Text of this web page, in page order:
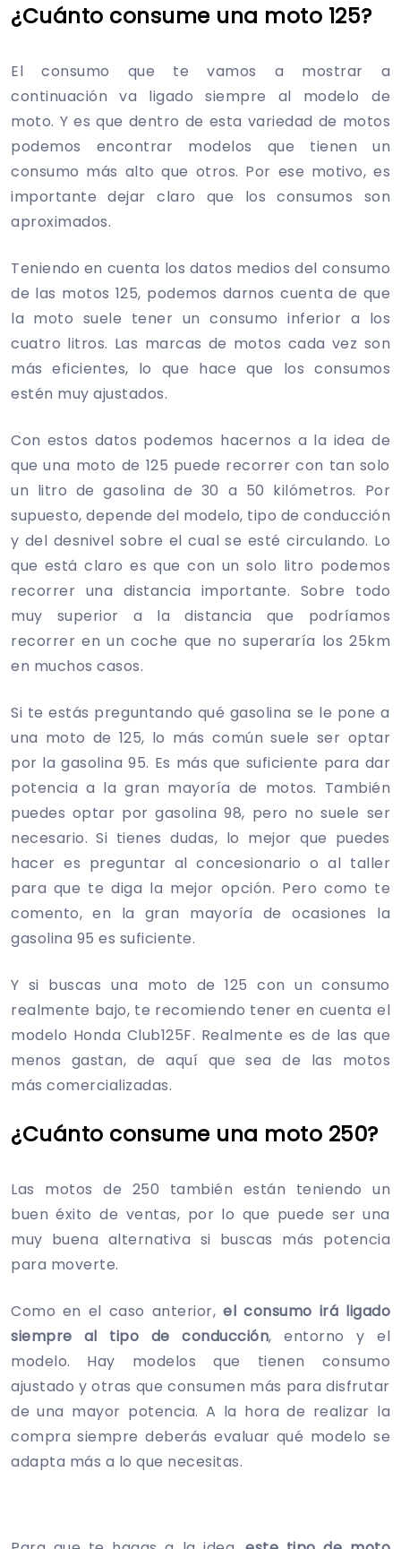
¿Cuánto consume una moto 125?
El consumo que te vamos a mostrar a
continuación va ligado siempre al modelo de
moto. Y es que dentro de esta variedad de motos
podemos encontrar modelos que tienen un
consumo más alto que otros. Por ese motivo, es
importante dejar claro que los consumos son
aproximados.
Teniendo en cuenta los datos medios del consumo
de las motos 125, podemos darnos cuenta de que
la moto suele tener un consumo inferior a los
cuatro litros. Las marcas de motos cada vez son
más eficientes, lo que hace que los consumos
estén muy ajustados.
Con estos datos podemos hacernos a la idea de
que una moto de 125 puede recorrer con tan solo
un litro de gasolina de 30 a 50 kilómetros. Por
supuesto, depende del modelo, tipo de conducción
y del desnivel sobre el cual se esté circulando. Lo
que está claro es que con un solo litro podemos
recorrer una distancia importante. Sobre todo
muy superior a la distancia que podríamos
recorrer en un coche que no superaría los 25km
en muchos casos.
Si te estás preguntando qué gasolina se le pone a
una moto de 125, lo más común suele ser optar
por la gasolina 95. Es más que suficiente para dar
potencia a la gran mayoría de motos. También
puedes optar por gasolina 98, pero no suele ser
necesario. Si tienes dudas, lo mejor que puedes
hacer es preguntar al concesionario o al taller
para que te diga la mejor opción. Pero como te
comento, en la gran mayoría de ocasiones la
gasolina 95 es suficiente.
Y si buscas una moto de 125 con un consumo
realmente bajo, te recomiendo tener en cuenta el
modelo Honda Club125F. Realmente es de las que
menos gastan, de aquí que sea de las motos
más comercializadas.
¿Cuánto consume una moto 250?
Las motos de 250 también están teniendo un
buen éxito de ventas, por lo que puede ser una
muy buena alternativa si buscas más potencia
para moverte.
Como en el caso anterior,el consumo irá ligado
siempre al tipo de conducción, entorno y el
modelo. Hay modelos que tienen consumo
ajustado y otras que consumen más para disfrutar
de una mayor potencia. A la hora de realizar la
compra siempre deberás evaluar qué modelo se
adapta más a lo que necesitas.